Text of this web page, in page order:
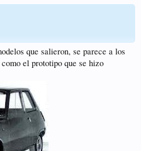
que salieron, se parece a los
el prototipo que se hizo